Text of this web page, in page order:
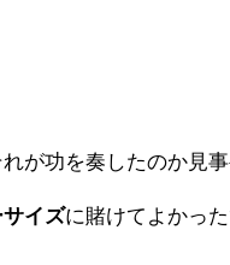
が功を奏したのか見事
イズに賭けてよかった